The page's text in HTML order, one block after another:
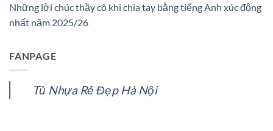
Những lời chúc thầy cô khi chia tay bằng tiếng Anh xúc động
nhất năm 2025/26
FANPAGE
Tủ Nhựa Rẻ Đẹp Hà Nội